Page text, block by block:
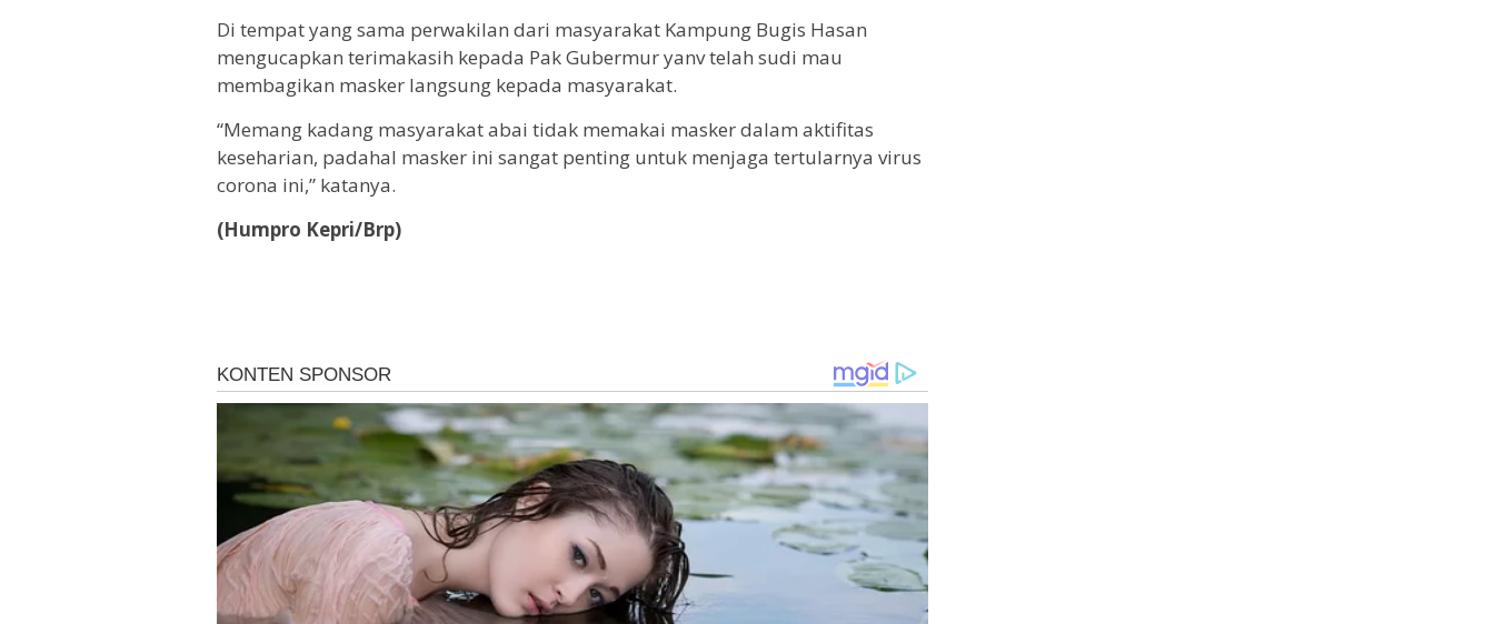
Di tempat yang sama perwakilan dari masyarakat Kampung Bugis Hasan
mengucapkan terimakasih kepada Pak Gubermur yanv telah sudi mau
membagikan masker langsung kepada masyarakat.
“Memang kadang masyarakat abai tidak memakai masker dalam aktifitas
keseharian, padahal masker ini sangat penting untuk menjaga tertularnya virus
corona ini,” katanya.
(Humpro Kepri/Brp)